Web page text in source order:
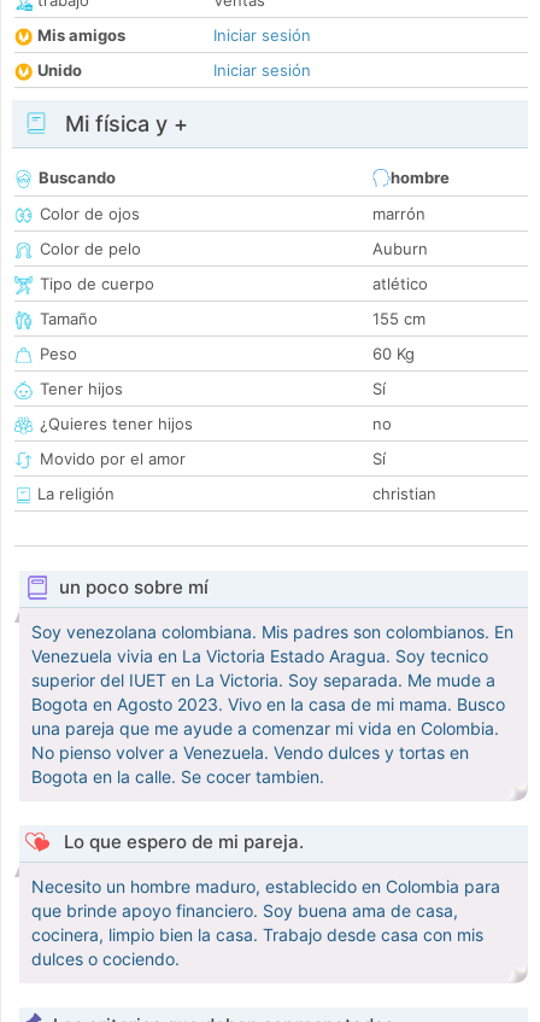
Mis amigos
Iniciar sesión
Unido
Iniciar sesión
Mi física y +
Buscando
hombre
Color de ojos
marrón
Color de pelo
Auburn
Tipo de cuerpo
atlético
Tamaño
155 cm
Peso
60 Kg
Tener hijos
Sí
¿Quieres tener hijos
no
Movido por el amor
Sí
La religión
christian
un poco sobre mí
Soy venezolana colombiana. Mis padres son colombianos. En
Venezuela vivia en La Victoria Estado Aragua. Soy tecnico
superior del IUET en La Victoria. Soy separada. Me mude a
Bogota en Agosto 2023. Vivo en la casa de mi mama. Busco
una pareja que me ayude a comenzar mi vida en Colombia.
No pienso volver a Venezuela. Vendo dulces y tortas en
Bogota en la calle. Se cocer tambien.
Lo que espero de mi pareja.
Necesito un hombre maduro, establecido en Colombia para
que brinde apoyo financiero. Soy buena ama de casa,
cocinera, limpio bien la casa. Trabajo desde casa con mis
dulces o cociendo.